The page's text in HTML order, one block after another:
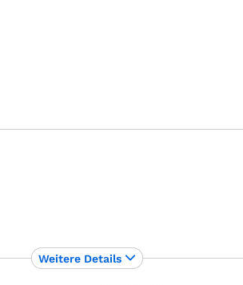
Weitere Details